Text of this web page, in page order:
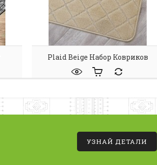
Plaid Beige Набор Ковриков
УЗНАЙ ДЕТАЛИ